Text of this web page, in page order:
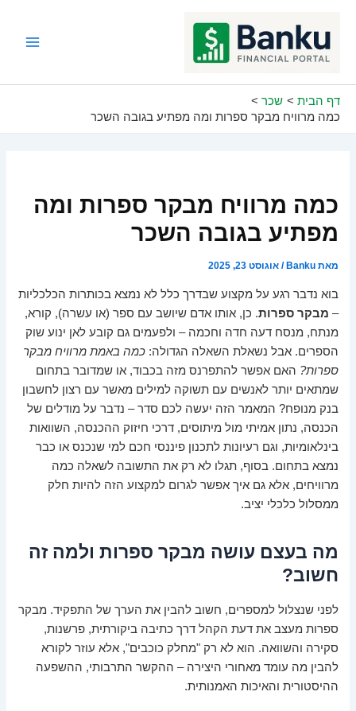
דף הבית
שכר
כמה מרוויח מבקר ספרות ומה מפתיע בגובה השכר
כמה מרוויח מבקר ספרות ומה
מפתיע בגובה השכר
מאתBanku
/אוגוסט 23, 2025
בוא נדבר רגע על מקצוע שבדרך כלל לא נמצא בכותרות הכלכליות
– מבקר ספרות. כן, אותו אדם שיושב עם ספר (או עשרה), קורא,
מנתח, מנסח דעה חדה וחכמה – ולפעמים גם קובע לאן ינוע שוק
הספרים. אבל נשאלת השאלה הגדולה:כמה באמת מרוויח מבקר
ספרות? האם אפשר להתפרנס מזה בכבוד, או שמדובר בתחום
שמתאים יותר לאנשים עם תשוקה למילים מאשר עם רצון לחשבון
בנק מנופח? המאמר הזה יעשה לכם סדר – נדבר על מודלים של
הכנסה, נתון אמיתי מול מיתוסים, דרכי חיזוק ההכנסה, השוואות
בינלאומיות, וגם רעיונות לתכנון פיננסי חכם למי שנכנס או כבר
נמצא בתחום. בסוף, תגלו לא רק את התשובה לשאלה כמה
מרוויחים, אלא גם איך אפשר לגרום למקצוע הזה להיות חלק
ממסלול כלכלי יציב.
מה בעצם עושה מבקר ספרות ולמה זה
חשוב?
לפני שנצלול למספרים, חשוב להבין את הערך של התפקיד. מבקר
ספרות מעצב את דעת הקהל דרך כתיבה ביקורתית, פרשנות,
סקירה והשוואה. הוא לא רק "מחלק כוכבים", אלא עוזר לקורא
להבין מה עומד מאחורי היצירה – ההקשר התרבותי, ההשפעה
ההיסטורית והאיכות האמנותית.